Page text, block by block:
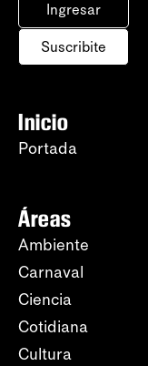
Ingresar
Suscribite
Inicio
Portada
Áreas
Ambiente
Carnaval
Ciencia
Cotidiana
Cultura